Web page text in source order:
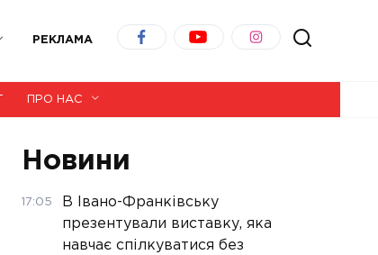
РЕКЛАМА
ПРО НАС
Новини
17:05
В Івано-Франківську
презентували виставку, яка
навчає спілкуватися без